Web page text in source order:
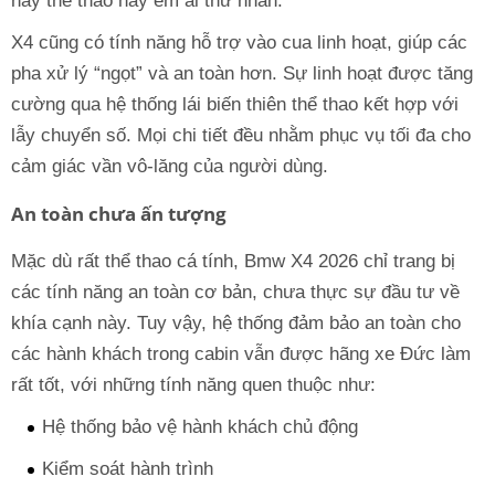
X4 cũng có tính năng hỗ trợ vào cua linh hoạt, giúp các
pha xử lý “ngọt” và an toàn hơn. Sự linh hoạt được tăng
cường qua hệ thống lái biến thiên thể thao kết hợp với
lẫy chuyển số. Mọi chi tiết đều nhằm phục vụ tối đa cho
cảm giác vần vô-lăng của người dùng.
An toàn chưa ấn tượng
Mặc dù rất thể thao cá tính, Bmw X4 2026 chỉ trang bị
các tính năng an toàn cơ bản, chưa thực sự đầu tư về
khía cạnh này. Tuy vậy, hệ thống đảm bảo an toàn cho
các hành khách trong cabin vẫn được hãng xe Đức làm
rất tốt, với những tính năng quen thuộc như:
Hệ thống bảo vệ hành khách chủ động
Kiểm soát hành trình